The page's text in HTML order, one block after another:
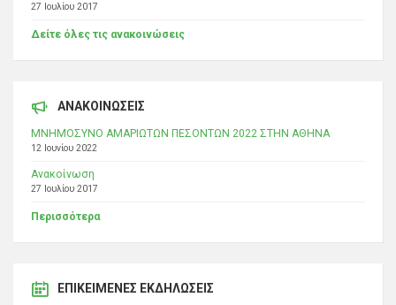
27 Ιουλίου 2017
Δείτε όλες τις ανακοινώσεις
ΑΝΑΚΟΙΝΩΣΕΙΣ
ΜΝΗΜΟΣΥΝΟ ΑΜΑΡΙΩΤΩΝ ΠΕΣΟΝΤΩΝ 2022 ΣΤΗΝ ΑΘΗΝΑ
12 Ιουνίου 2022
Ανακοίνωση
27 Ιουλίου 2017
Περισσότερα
ΕΠΙΚΕΊΜΕΝΕΣ ΕΚΔΗΛΏΣΕΙΣ